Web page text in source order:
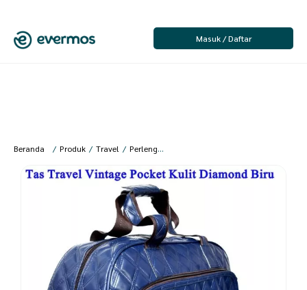
Masuk / Daftar
Beranda / Produk / Travel / Perlengkapan Travel